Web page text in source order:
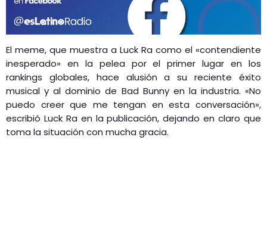
El meme, que muestra a Luck Ra como el «contendiente
inesperado» en la pelea por el primer lugar en los
rankings globales, hace alusión a su reciente éxito
musical y al dominio de Bad Bunny en la industria. «No
puedo creer que me tengan en esta conversación»,
escribió Luck Ra en la publicación, dejando en claro que
toma la situación con mucha gracia.